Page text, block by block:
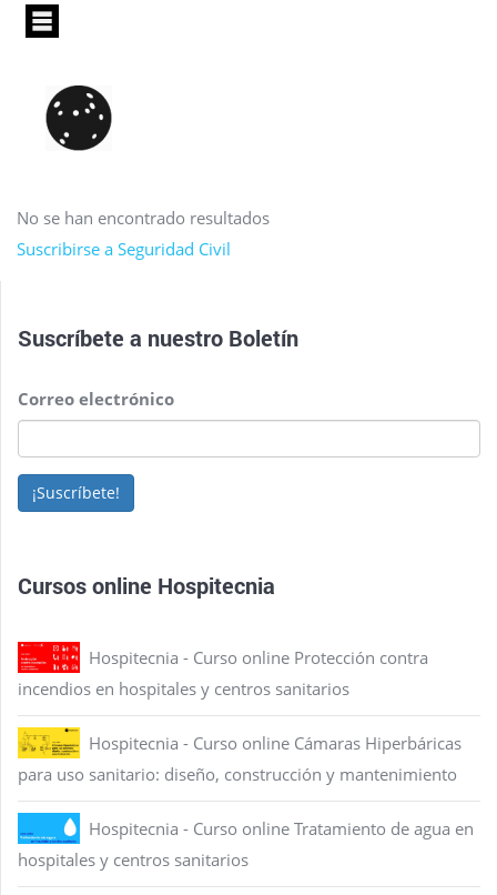
Pasar
principal
No se han encontrado resultados
Suscribirse a Seguridad Civil
Suscríbete a nuestro Boletín
Correo electrónico
¡Suscríbete!
Cursos online Hospitecnia
Hospitecnia - Curso online Protección contra
incendios en hospitales y centros sanitarios
Hospitecnia - Curso online Cámaras Hiperbáricas
para uso sanitario: diseño, construcción y mantenimiento
Hospitecnia - Curso online Tratamiento de agua en
hospitales y centros sanitarios